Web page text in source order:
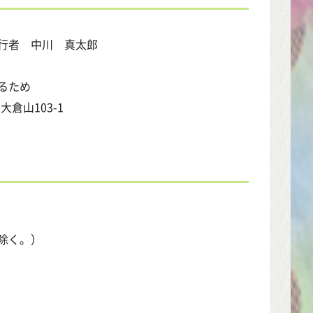
者 中川 真太郎
ため
倉山103-1
。）